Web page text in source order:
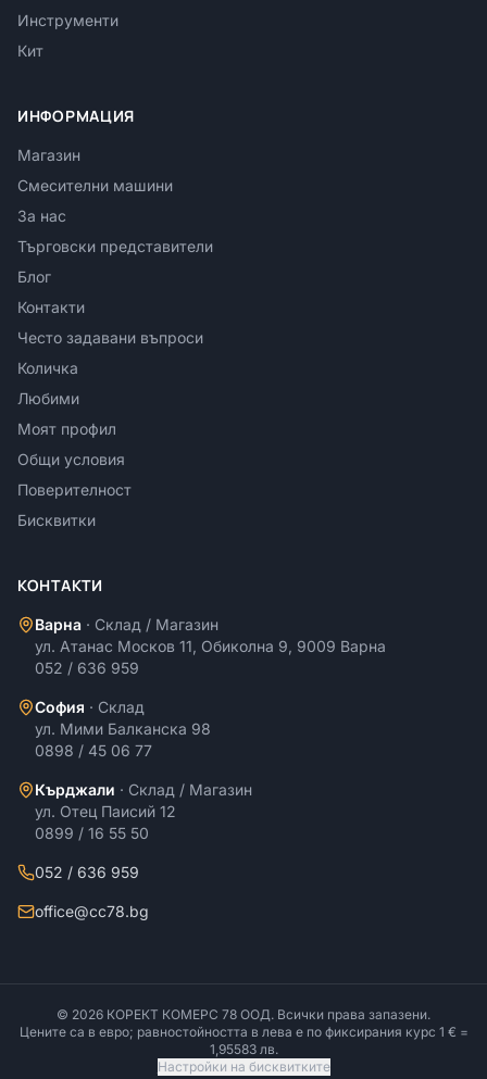
Инструменти
Кит
ИНФОРМАЦИЯ
Магазин
Смесителни машини
За нас
Търговски представители
Блог
Контакти
Често задавани въпроси
Количка
Любими
Моят профил
Общи условия
Поверителност
Бисквитки
КОНТАКТИ
Варна · Склад / Магазин
ул. Атанас Москов 11, Обиколна 9, 9009 Варна
052 / 636 959
София · Склад
ул. Мими Балканска 98
0898 / 45 06 77
Кърджали · Склад / Магазин
ул. Отец Паисий 12
0899 / 16 55 50
052 / 636 959
office@cc78.bg
© 2026 КОРЕКТ КОМЕРС 78 ООД. Всички права запазени.
Цените са в евро; равностойността в лева е по фиксирания курс 1 € =
1,95583 лв.
Настройки на бисквитките